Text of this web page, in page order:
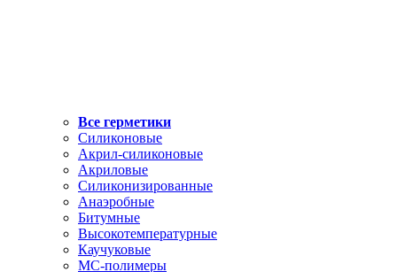
Все герметики
Силиконовые
Акрил-силиконовые
Акриловые
Силиконизированные
Анаэробные
Битумные
Высокотемпературные
Каучуковые
МС-полимеры